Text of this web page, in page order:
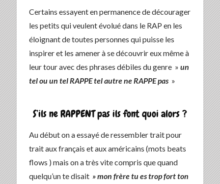
Certains essayent en permanence de décourager
les petits qui veulent évolué dans le RAP en les
éloignant de toutes personnes qui puisse les
inspirer et les amener à se découvrir eux même à
leur tour avec des phrases débiles du genre » un
tel ou un tel RAPPE tel autre ne RAPPE pas»
S’ils ne RAPPENT pas ils font quoi alors ?
Au début on a essayé de ressembler trait pour
trait aux français et aux américains (mots beats
flows ) mais on a très vite compris que quand
quelqu’un te disait » mon frère tu es trop fort ton